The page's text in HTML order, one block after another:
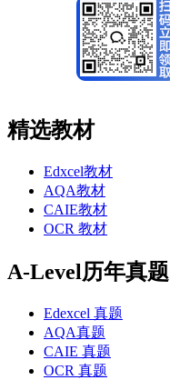
精选教材
Edxcel教材
AQA教材
CAIE教材
OCR 教材
A-Level历年真题
Edexcel 真题
AQA真题
CAIE 真题
OCR 真题